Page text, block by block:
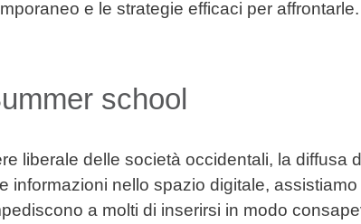
e le strategie efficaci per affrontarle.
school
liberale delle società occidentali, la diffusa
informazioni nello spazio digitale, assistiamo
a molti di inserirsi in modo